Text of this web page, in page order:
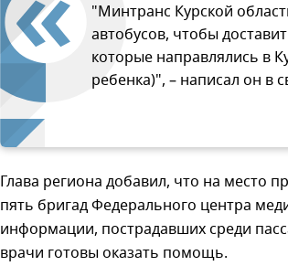
"Минтранс Курской
автобусов, чтобы
которые направлялись в
ребенка)", – написал он в
Глава региона добавил, что на место
пять бригад Федерального центра
информации, пострадавших среди
врачи готовы оказать помощь.